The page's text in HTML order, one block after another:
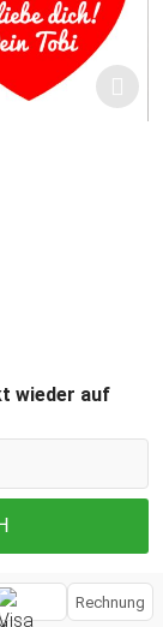
wieder auf
Rechnung